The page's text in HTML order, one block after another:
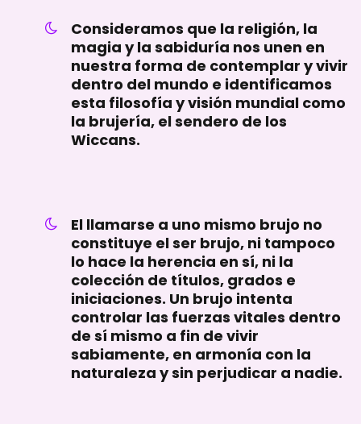
Consideramos que la religión, la
magia y la sabiduría nos unen en
nuestra forma de contemplar y vivir
dentro del mundo e identificamos
esta filosofía y visión mundial como
la brujería, el sendero de los
Wiccans.
El llamarse a uno mismo brujo no
constituye el ser brujo, ni tampoco
lo hace la herencia en sí, ni la
colección de títulos, grados e
iniciaciones. Un brujo intenta
controlar las fuerzas vitales dentro
de sí mismo a fin de vivir
sabiamente, en armonía con la
naturaleza y sin perjudicar a nadie.